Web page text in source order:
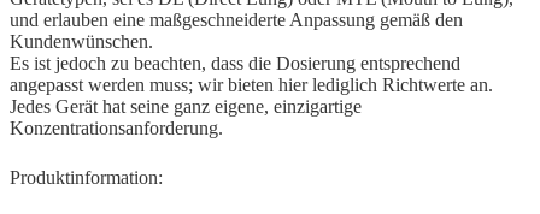
und erlauben eine maßgeschneiderte Anpassung gemäß den
Kundenwünschen.
Es ist jedoch zu beachten, dass die Dosierung entsprechend
angepasst werden muss; wir bieten hier lediglich Richtwerte an.
Jedes Gerät hat seine ganz eigene, einzigartige
Konzentrationsanforderung.
Produktinformation: